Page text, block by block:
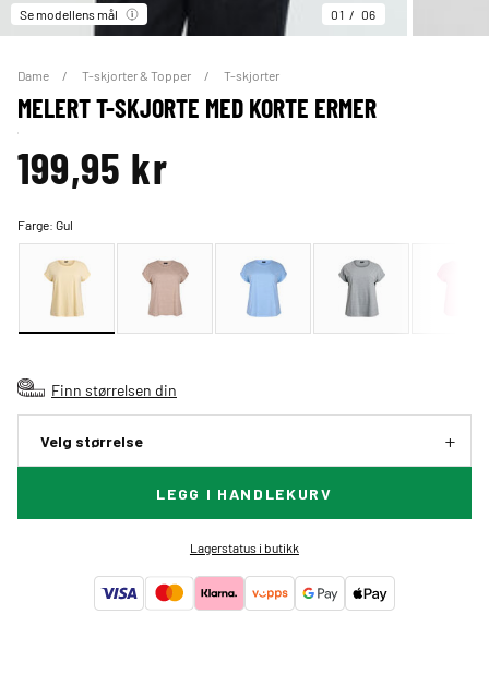
Se modellens mål 01 06
Dame T-skjorter & Topper T-skjorter
MELERT T-SKJORTE MED KORTE ERMER
199,95 kr
Farge:Gul
Finn størrelsen din
Velg størrelse
LEGG I HANDLEKURV
Lagerstatus i butikk